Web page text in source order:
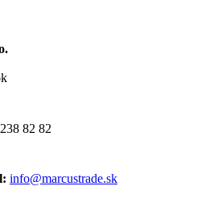
82 82
info@marcustrade.sk